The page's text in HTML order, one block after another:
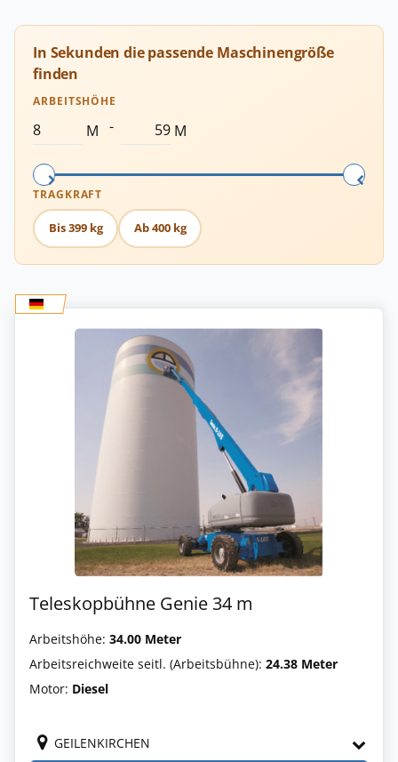
In Sekunden die passende Maschinengröße
finden
ARBEITSHÖHE
M - M
TRAGKRAFT
Bis 399 kg Ab 400 kg
Teleskopbühne Genie 34 m
Arbeitshöhe: 34.00 Meter
Arbeitsreichweite seitl. (Arbeitsbühne): 24.38 Meter
Motor: Diesel
GEILENKIRCHEN